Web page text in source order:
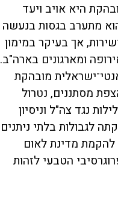
היא אויב ויעד
מתערב בגסות בנעשה
אך בעיקר במימון
ומארגונים בארה"ב.
מובהקת
מסתננים, נטרול
נגד צה"ל וניסיון
לגבולות בלתי ניתנים
מדינת לאום
הטבעי לזהות